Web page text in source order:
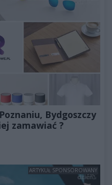
Bydgoszczy
zamawiać ?
ARTYKUŁ SPONSOROWANY